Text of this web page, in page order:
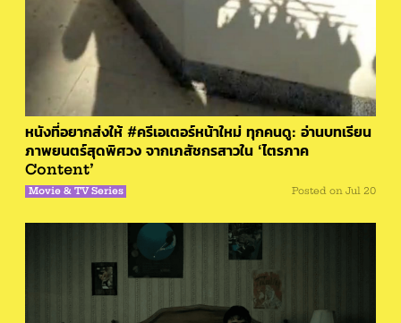
หนังที่อยากส่งให้ #ครีเอเตอร์หน้าใหม่ ทุกคนดู: อ่านบทเรียน
ภาพยนตร์สุดพิศวง จากเภสัชกรสาวใน ‘ไตรภาค
Content’
Movie & TV Series Posted on Jul 20